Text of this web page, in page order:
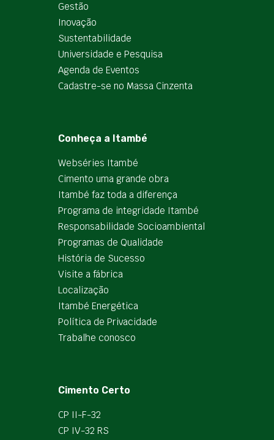
Gestão
Inovação
Sustentabilidade
Universidade e Pesquisa
Agenda de Eventos
Cadastre-se no Massa Cinzenta
Conheça a Itambé
Webséries Itambé
Cimento uma grande obra
Itambé faz toda a diferença
Programa de integridade Itambé
Responsabilidade Socioambiental
Programas de Qualidade
História de Sucesso
Visite a fábrica
Localização
Itambé Energética
Política de Privacidade
Trabalhe conosco
Cimento Certo
CP II-F-32
CP IV-32 RS